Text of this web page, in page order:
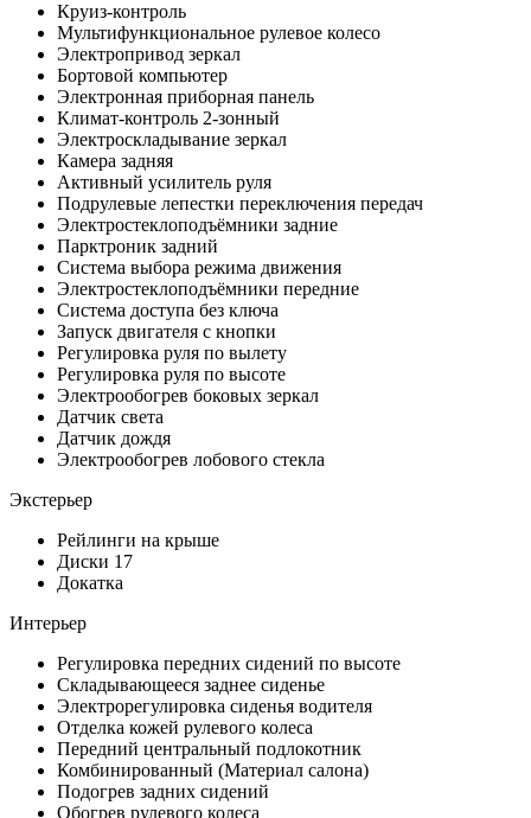
Круиз-контроль
Мультифункциональное рулевое колесо
Электропривод зеркал
Бортовой компьютер
Электронная приборная панель
Климат-контроль 2-зонный
Электроскладывание зеркал
Камера задняя
Активный усилитель руля
Подрулевые лепестки переключения передач
Электростеклоподъёмники задние
Парктроник задний
Система выбора режима движения
Электростеклоподъёмники передние
Система доступа без ключа
Запуск двигателя с кнопки
Регулировка руля по вылету
Регулировка руля по высоте
Электрообогрев боковых зеркал
Датчик света
Датчик дождя
Электрообогрев лобового стекла
Экстерьер
Рейлинги на крыше
Диски 17
Докатка
Интерьер
Регулировка передних сидений по высоте
Складывающееся заднее сиденье
Электрорегулировка сиденья водителя
Отделка кожей рулевого колеса
Передний центральный подлокотник
Комбинированный (Материал салона)
Подогрев задних сидений
Обогрев рулевого колеса